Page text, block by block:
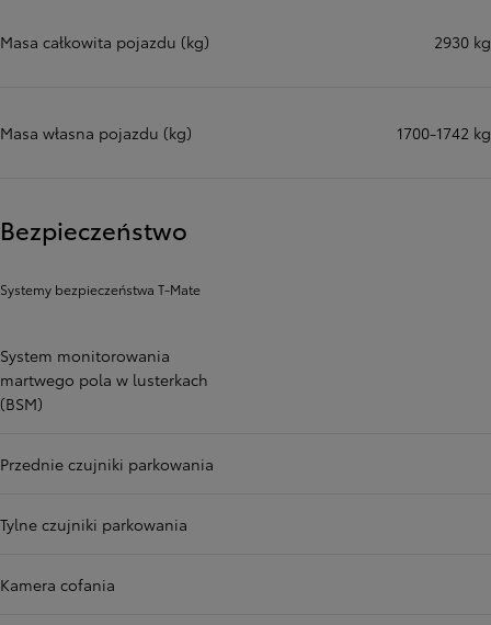
Masa całkowita pojazdu (kg) 2930 kg
Masa własna pojazdu (kg) 1700-1742 kg
Bezpieczeństwo
Systemy bezpieczeństwa T-Mate
System monitorowania
martwego pola w lusterkach
(BSM)
Przednie czujniki parkowania
Tylne czujniki parkowania
Kamera cofania